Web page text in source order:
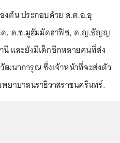
งต้น ประกอบด้วย ส.ต.อ.อุ
ด, ด.ช.มูฮัมมัดฮาฟิซ, ด.ญ.ธัญญ
และยังมีเด็กอีกหลายคนที่ส่ง
นาการุณ ซึ่งเจ้าหน้าที่จะส่งตัว
ยาบาลนราธิวาสราชนครินทร์.